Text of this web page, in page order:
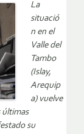
La
situació
n en el
Valle del
Tambo
(Islay,
Arequip
a) vuelve
últimas
su